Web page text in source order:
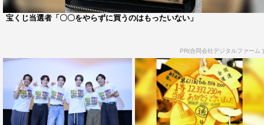
宝くじ当選者「〇〇をやらずに買うのはもったいない」
PR(合同会社デジタルファーム )